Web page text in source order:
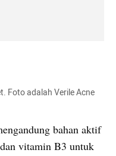
Foto adalah Verile Acne
bahan aktif
vitamin B3 untuk